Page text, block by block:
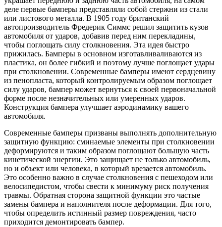
деле первые бамперы представляли собой стержни из стали
или листового металла. В 1905 году британский
автопроизводитель Фредерик Симмс решил защитить кузов
автомобиля от ударов, добавив перед ним перекладины,
чтобы поглощать силу столкновения. Эта идея быстро
прижилась. Бамперы в основном изготавливаливаются из
пластика, он более гибкий и поэтому лучше поглощает удары
при столкновении. Современные бамперы имеют сердцевину
из пенопласта, который контролируемым образом поглощает
силу ударов, бампер может вернуться к своей первоначальной
форме после незначительных или умеренных ударов.
Конструкция бампера улучшает аэродинамику вашего
автомобиля.
Современные бамперы призваны выполнять дополнительную
защитную функцию: сминаемые элементы при столкновении
деформируются и таким образом поглощают большую часть
кинетической энергии. Это защищает не только автомобиль,
но и объект или человека, в который врезается автомобиль.
Это особенно важно в случае столкновения с пешеходом или
велосипедистом, чтобы свести к минимуму риск получения
травмы. Обратная сторона защитной функции это частые
замены бампера и наполнителя после деформации. Для того,
чтобы определить истинный размер повреждения, часто
приходится демонтировать бампер.